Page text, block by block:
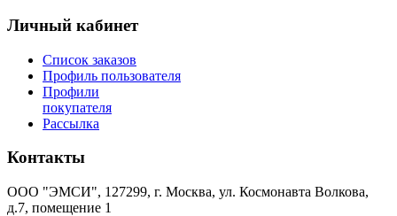
Личный кабинет
Список заказов
Профиль пользователя
Профили
покупателя
Рассылка
Контакты
ООО "ЭМСИ", 127299, г. Москва, ул. Космонавта Волкова,
д.7, помещение 1